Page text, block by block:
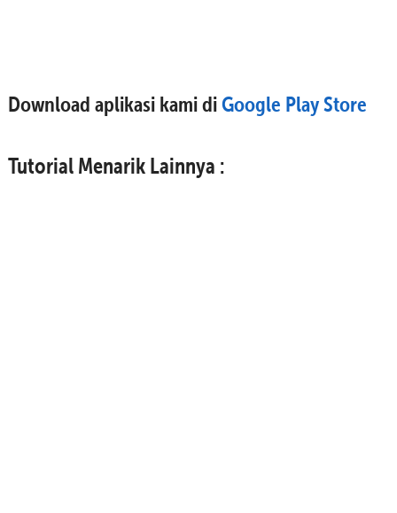
Download aplikasi kami diGoogle Play Store
Tutorial Menarik Lainnya :